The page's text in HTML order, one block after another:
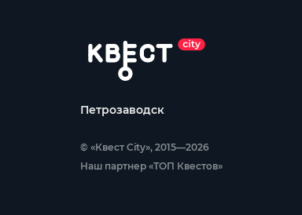
Петрозаводск
© «Квест City», 2015—2026
Наш партнер «ТОП Квестов»